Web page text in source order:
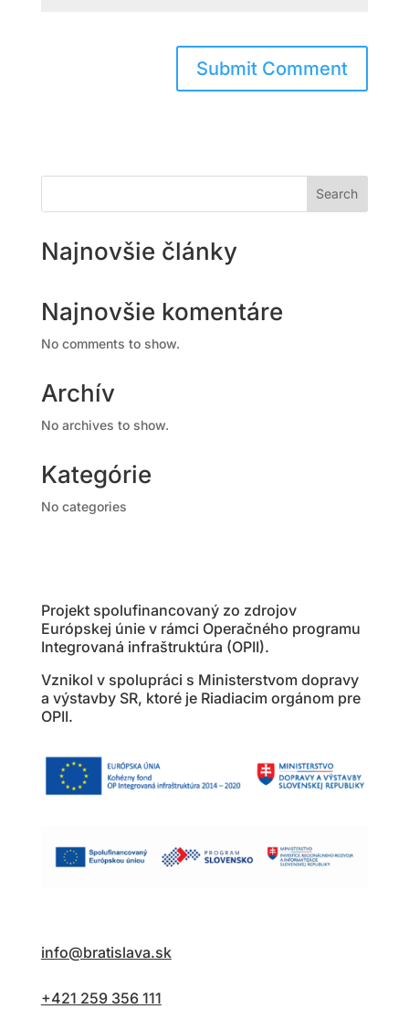
Search
Najnovšie články
Najnovšie komentáre
No comments to show.
Archív
No archives to show.
Kategórie
No categories
Projekt spolufinancovaný zo zdrojov
Európskej únie v rámci Operačného programu
Integrovaná infraštruktúra (OPII).
Vznikol v spolupráci s Ministerstvom dopravy
a výstavby SR, ktoré je Riadiacim orgánom pre
OPII.
info@bratislava.sk
+421 259 356 111